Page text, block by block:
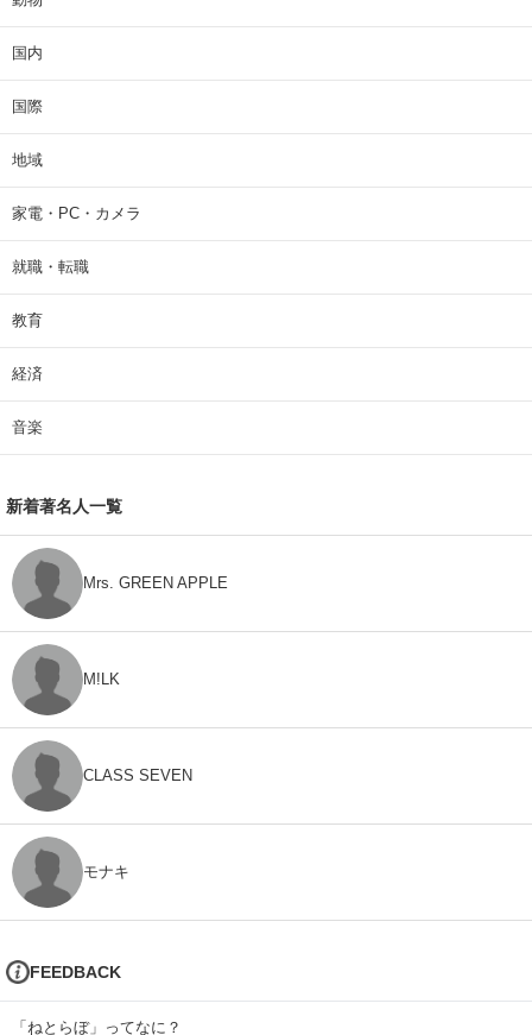
国内
国際
地域
家電・PC・カメラ
就職・転職
教育
経済
音楽
新着著名人一覧
Mrs. GREEN APPLE
M!LK
CLASS SEVEN
モナキ
FEEDBACK
「ねとらぼ」ってなに？